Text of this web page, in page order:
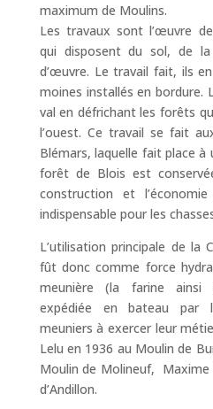
maximum de Moulins.
Les travaux sont l’œuvre
qui disposent du sol, de
d’œuvre. Le travail fait, ils
moines installés en bordure.
val en défrichant les forêts
l’ouest. Ce travail se fait
Blémars, laquelle fait place à
forêt de Blois est
construction et
indispensable pour les
L’utilisation principale de la
fût donc comme force
meunière (la farine ainsi
expédiée en bateau par
meuniers à exercer leur
Lelu en 1936 au Moulin de
Moulin de Molineuf, Maxime
d’Andillon.